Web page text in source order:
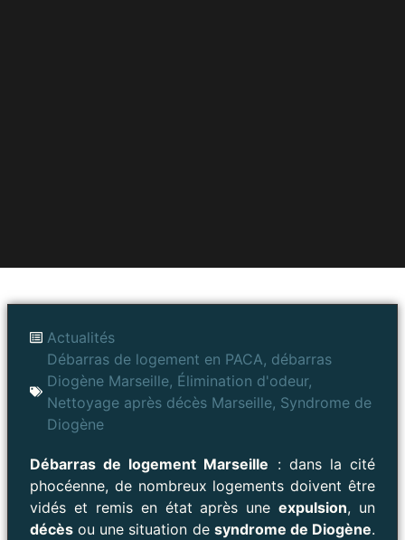
Actualités
Débarras de logement en PACA, débarras
Diogène Marseille, Élimination d'odeur,
Nettoyage après décès Marseille, Syndrome de
Diogène
Débarras de logement Marseille : dans la cité
phocéenne, de nombreux logements doivent être
vidés et remis en état après uneexpulsion, un
décès ou une situation de syndrome de Diogène.